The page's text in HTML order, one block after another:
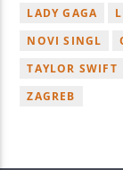
LADY GAGA
NOVI SINGL
TAYLOR SWIFT
ZAGREB